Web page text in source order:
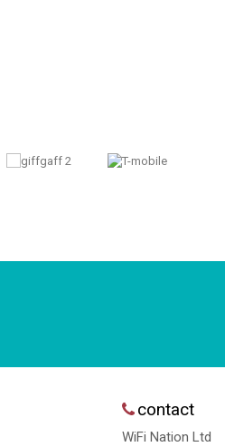
contact
WiFi Nation Ltd